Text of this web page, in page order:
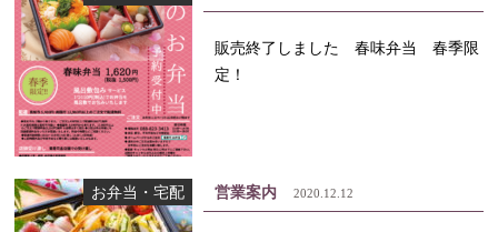
販売終了しました 春味弁当 春季限
定！
お弁当・宅配 営業案内 2020.12.12